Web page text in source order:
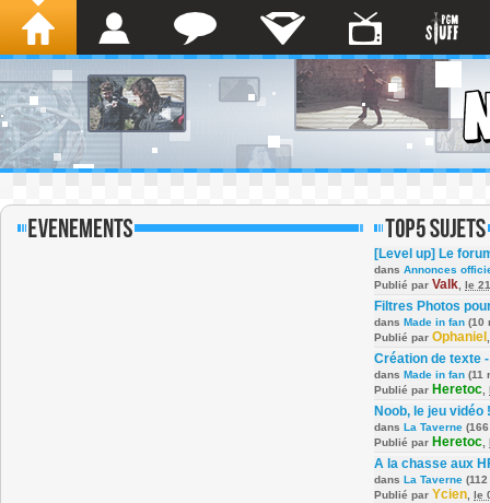
[Level up] Le
dans Annonces
Publié par Valk le
Filtres Photos
dans Made in fan (10
Publié par Ophaniel
Création de texte
dans Made in fan (11
Publié par Heretoc
Noob, le jeu vidéo !
dans La Taverne
Publié par Heretoc
A la chasse aux
dans La Taverne
Publié par Ycien le